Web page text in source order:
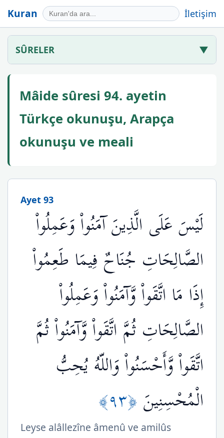
Kuran İletişim
SÛRELER ▼
Mâide sûresi 94. ayetin
Türkçe okunuşu, Arapça
okunuşu ve meali
Ayet 93
لَيْسَ عَلَى الَّذِينَ آمَنُواْ وَعَمِلُواْ
الصَّالِحَاتِ جُنَاحٌ فِيمَا طَعِمُواْ
إِذَا مَا اتَّقَواْ وَّآمَنُواْ وَعَمِلُواْ
الصَّالِحَاتِ ثُمَّ اتَّقَواْ وَّآمَنُواْ ثُمَّ
اتَّقَواْ وَّأَحْسَنُواْ وَاللّهُ يُحِبُّ
الْمُحْسِنِينَ ﴿٩٣﴾
Leyse alâllezîne âmenû ve amilûs